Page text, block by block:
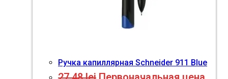
Ручка капиллярная Schneider 911 Blue